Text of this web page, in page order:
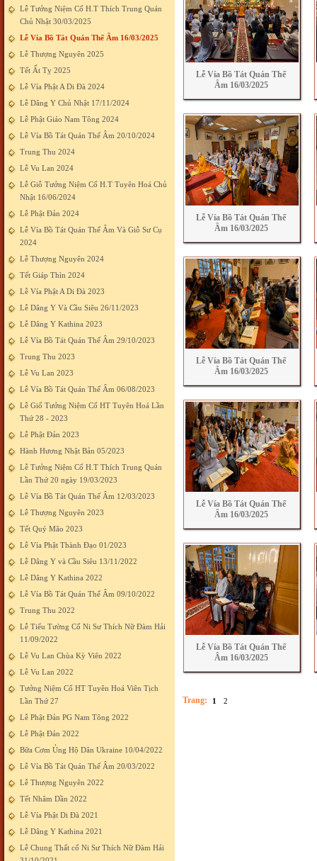
Lễ Tưởng Niệm Cố H.T Thích Trung Quán
Chủ Nhật 30/03/2025
Lễ Vía Bồ Tát Quán Thế Âm 16/03/2025
Lễ Thượng Nguyên 2025
Tết Ất Tỵ 2025
Lễ Vía Phật A Di Đà 2024
Lễ Dâng Y Chủ Nhật 17/11/2024
Lễ Phật Giáo Nam Tông 2024
Lễ Vía Bồ Tát Quán Thế Âm 20/10/2024
Trung Thu 2024
Lễ Vu Lan 2024
Lễ Giỗ Tưởng Niệm Cố H.T Tuyên Hoá Chủ
Nhật 16/06/2024
Lễ Phật Đản 2024
Lễ Vía Bồ Tát Quán Thế Âm Và Giỗ Sư Cụ
2024
Lễ Thượng Nguyên 2024
Tết Giáp Thìn 2024
Lễ Vía Phật A Di Đà 2023
Lễ Dâng Y Và Cầu Siêu 26/11/2023
Lễ Dâng Y Kathina 2023
Lễ Vía Bồ Tát Quán Thế Âm 29/10/2023
Trung Thu 2023
Lễ Vu Lan 2023
Lễ Vía Bồ Tát Quán Thế Âm 06/08/2023
Lễ Giố Tưởng Niệm Cố HT Tuyên Hoá Lần
Thứ 28 - 2023
Lễ Phật Đản 2023
Hành Hương Nhật Bản 05/2023
Lễ Tưởng Niệm Cố H.T Thích Trung Quán
Lần Thứ 20 ngày 19/03/2023
Lễ Vía Bồ Tát Quán Thế Âm 12/03/2023
Lễ Thượng Nguyên 2023
Tết Quý Mão 2023
Lễ Vía Phật Thành Đạo 01/2023
Lễ Dâng Y và Cầu Siêu 13/11/2022
Lễ Dâng Y Kathina 2022
Lễ Vía Bồ Tát Quán Thế Âm 09/10/2022
Trung Thu 2022
Lễ Tiểu Tường Cố Ni Sư Thích Nữ Đàm Hải
11/09/2022
Lễ Vu Lan Chùa Kỳ Viên 2022
Lễ Vu Lan 2022
Tưởng Niệm Cố HT Tuyên Hoá Viên Tịch
Lần Thứ 27
Lễ Phật Đản PG Nam Tông 2022
Lễ Phật Đản 2022
Bữa Cơm Ủng Hộ Dân Ukraine 10/04/2022
Lễ Vía Bồ Tát Quán Thế Âm 20/03/2022
Lễ Thượng Nguyên 2022
Tết Nhâm Dần 2022
Lễ Vía Phật Di Đà 2021
Lễ Dâng Y Kathina 2021
Lễ Chung Thất cố Ni Sư Thích Nữ Đàm Hải
Lễ Vía Bồ Tát Quán Thế
Âm 16/03/2025
Lễ Vía Bồ Tát Quán Thế
Âm 16/03/2025
Lễ Vía Bồ Tát Quán Thế
Âm 16/03/2025
Lễ Vía Bồ Tát Quán Thế
Âm 16/03/2025
Lễ Vía Bồ Tát Quán Thế
Âm 16/03/2025
Trang: 1 2